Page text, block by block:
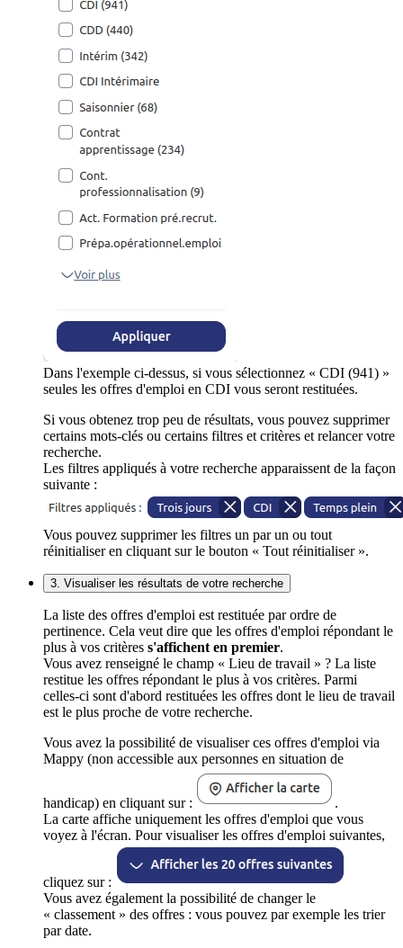
Dans l'exemple ci-dessus, si vous sélectionnez « CDI (941) »
seules les offres d'emploi en CDI vous seront restituées.
Si vous obtenez trop peu de résultats, vous pouvez supprimer
certains mots-clés ou certains filtres et critères et relancer votre
recherche.
Les filtres appliqués à votre recherche apparaissent de la façon
suivante :
Vous pouvez supprimer les filtres un par un ou tout
réinitialiser en cliquant sur le bouton « Tout réinitialiser ».
3. Visualiser les résultats de votre recherche
La liste des offres d'emploi est restituée par ordre de
pertinence. Cela veut dire que les offres d'emploi répondant le
plus à vos critères s'affichent en premier.
Vous avez renseigné le champ « Lieu de travail » ? La liste
restitue les offres répondant le plus à vos critères. Parmi
celles-ci sont d'abord restituées les offres dont le lieu de travail
est le plus proche de votre recherche.
Vous avez la possibilité de visualiser ces offres d'emploi via
Mappy (non accessible aux personnes en situation de
handicap) en cliquant sur :
.
La carte affiche uniquement les offres d'emploi que vous
voyez à l'écran. Pour visualiser les offres d'emploi suivantes,
cliquez sur :
Vous avez également la possibilité de changer le
« classement » des offres : vous pouvez par exemple les trier
par date.